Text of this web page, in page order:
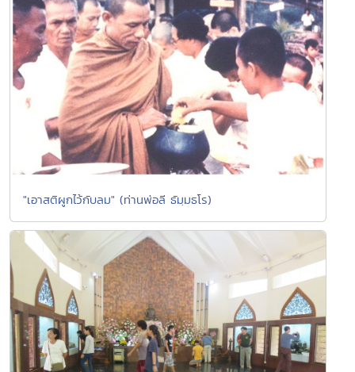
"เอาสติผูกไว้กับลม" (ท่านพ่อลี ธัมฺมธโร)